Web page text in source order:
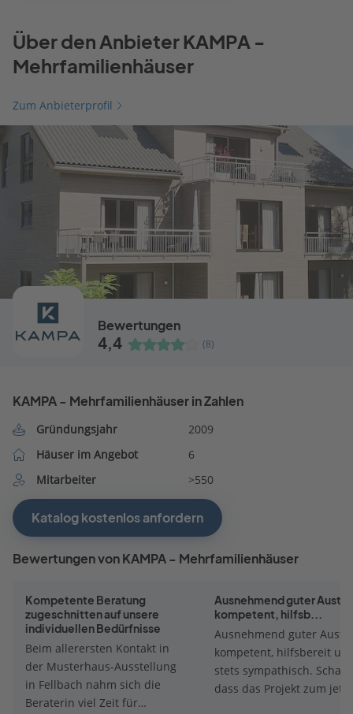
Über den Anbieter KAMPA -
Mehrfamilienhäuser
Zum Anbieterprofil
Bewertungen
4,4 (8)
KAMPA - Mehrfamilienhäuser in Zahlen
Gründungsjahr
2009
Häuser im Angebot
6
Mitarbeiter
>550
Katalog kostenlos anfordern
Bewertungen von KAMPA - Mehrfamilienhäuser
Kompetente Beratung
zugeschnitten auf unsere
individuellen Bedürfnisse
Beim allerersten Kontakt in
der Musterhaus-Ausstellung
in Fellbach nahm sich die
Beraterin viel Zeit für
Ausnehmend guter
kompetent, hilfsb...
Ausnehmend guter
kompetent, hilfsbereit
stets sympathisch.
dass das Projekt zum